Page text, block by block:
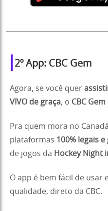
2º App: CBC Gem
Agora, se você quer
VIVO de graça, o CBC Gem
Pra quem mora no
plataformas 100% legais
de jogos da Hockey Night
O app é bem fácil de usar
qualidade, direto da CBC.